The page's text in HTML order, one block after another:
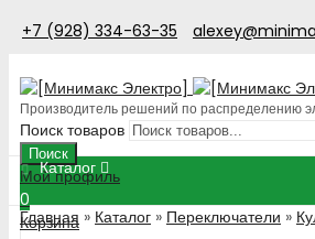
+7 (928) 334-63-35
Производитель решений по распределению
Поиск товаров
Поиск
Мой профиль
0
Корзина
Каталог
Главная » Каталог » Переключатели »